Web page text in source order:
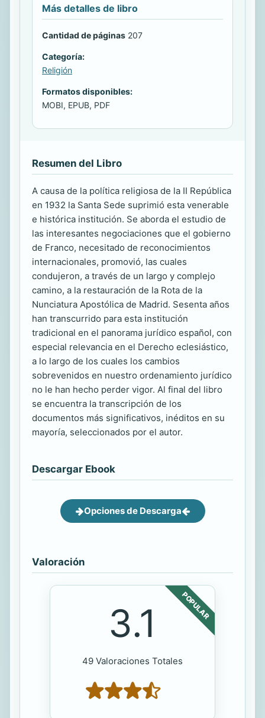
Más detalles de libro
Cantidad de páginas 207
Categoría:
Religión
Formatos disponibles:
MOBI, EPUB, PDF
Resumen del Libro
A causa de la política religiosa de la II República
en 1932 la Santa Sede suprimió esta venerable
e histórica institución. Se aborda el estudio de
las interesantes negociaciones que el gobierno
de Franco, necesitado de reconocimientos
internacionales, promovió, las cuales
condujeron, a través de un largo y complejo
camino, a la restauración de la Rota de la
Nunciatura Apostólica de Madrid. Sesenta años
han transcurrido para esta institución
tradicional en el panorama jurídico español, con
especial relevancia en el Derecho eclesiástico,
a lo largo de los cuales los cambios
sobrevenidos en nuestro ordenamiento jurídico
no le han hecho perder vigor. Al final del libro
se encuentra la transcripción de los
documentos más significativos, inéditos en su
mayoría, seleccionados por el autor.
Descargar Ebook
Opciones de Descarga
Valoración
POPULAR
3.1
49 Valoraciones Totales